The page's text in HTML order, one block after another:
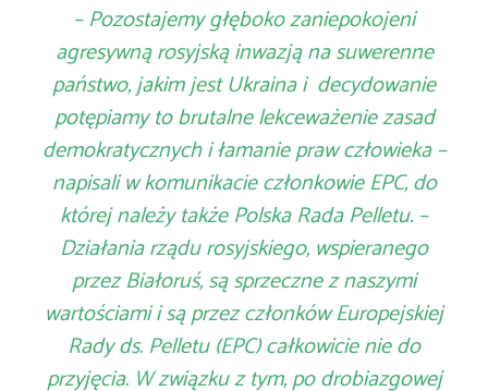
– Pozostajemy głęboko zaniepokojeni
agresywną rosyjską inwazją na suwerenne
państwo, jakim jest Ukraina i decydowanie
potępiamy to brutalne lekceważenie zasad
demokratycznych i łamanie praw człowieka –
napisali w komunikacie członkowie EPC, do
której należy także Polska Rada Pelletu. –
Działania rządu rosyjskiego, wspieranego
przez Białoruś, są sprzeczne z naszymi
wartościami i są przez członków Europejskiej
Rady ds. Pelletu (EPC) całkowicie nie do
przyjęcia. W związku z tym, po drobiazgowej